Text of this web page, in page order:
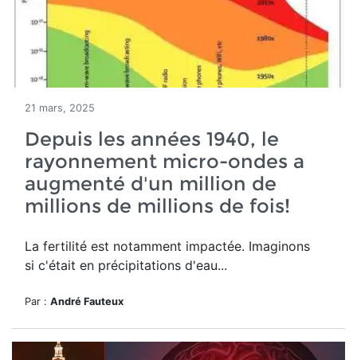
21 mars, 2025
Depuis les années 1940, le
rayonnement micro-ondes a
augmenté d'un million de
millions de millions de fois!
La fertilité est notamment impactée. Imaginons
si c'était en précipitations d'eau...
Par : André Fauteux